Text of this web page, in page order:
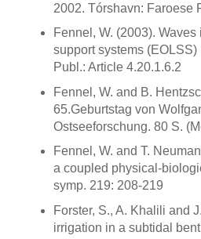
2002. Tórshavn: Faroese
Fennel, W. (2003).
support systems
Publ.: Article 4.20.1.6.2
Fennel, W. and B.
65.Geburtstag von
Ostseeforschung. 80 S.
Fennel, W. and T.
a coupled physical-
symp. 219: 208-219
Forster, S., A. Khalili and
irrigation in a subtidal